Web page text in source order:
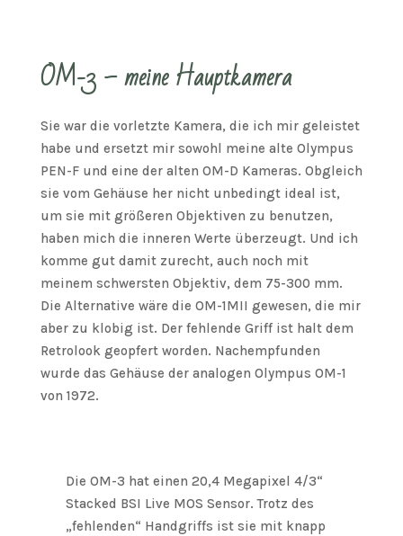
OM-3 – meine Hauptkamera
Sie war die vorletzte Kamera, die ich mir geleistet
habe und ersetzt mir sowohl meine alte Olympus
PEN-F und eine der alten OM-D Kameras. Obgleich
sie vom Gehäuse her nicht unbedingt ideal ist,
um sie mit größeren Objektiven zu benutzen,
haben mich die inneren Werte überzeugt. Und ich
komme gut damit zurecht, auch noch mit
meinem schwersten Objektiv, dem 75-300 mm.
Die Alternative wäre die OM-1MII gewesen, die mir
aber zu klobig ist. Der fehlende Griff ist halt dem
Retrolook geopfert worden. Nachempfunden
wurde das Gehäuse der analogen Olympus OM-1
von 1972.
Die OM-3 hat einen 20,4 Megapixel 4/3“
Stacked BSI Live MOS Sensor. Trotz des
„fehlenden“ Handgriffs ist sie mit knapp